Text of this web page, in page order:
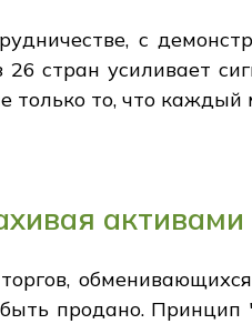
с
стран усиливает
только то, что каждый
активами
продано.